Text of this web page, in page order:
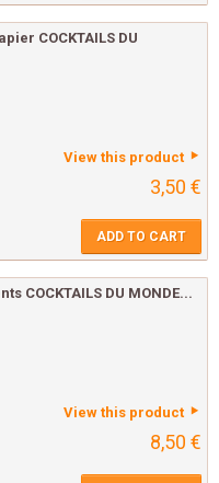
COCKTAILS DU
View this product
3,50 €
ADD TO CART
COCKTAILS DU MONDE...
View this product
8,50 €